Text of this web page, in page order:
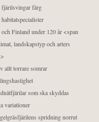
fjärilsvingar färg
Finland under 120 år <span
landskapstyp och arters
allt torrare somrar
som ska skyddas
variationer
spridning norrut